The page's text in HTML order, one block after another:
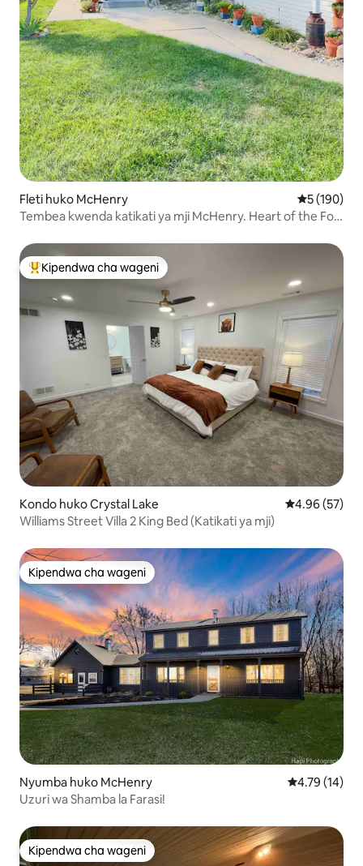
Fleti huko McHenry Ukadiriaji
5 (190)
Tembea kwenda katikati ya mji McHenry. Heart of the Fox
Kipendwa maarufu cha wageni
Kipendwa cha wageni
Kondo huko Crystal Lake Ukadiriaji wa
4.96 (57)
Williams Street Villa 2 King Bed (Katikati ya mji)
Kipendwa cha wageni
Kipendwa cha wageni
Nyumba huko McHenry Ukadiriaji wa
4.79 (14)
Uzuri wa Shamba la Farasi!
Kipendwa cha wageni
Kipendwa cha wageni